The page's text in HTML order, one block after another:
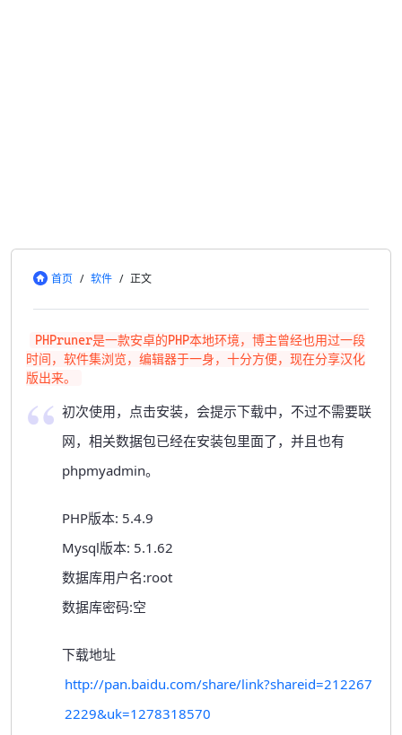
首页 / 软件 / 正文
PHPruner是一款安卓的PHP本地环境，博主曾经也用过一段
时间，软件集浏览，编辑器于一身，十分方便，现在分享汉化
版出来。
初次使用，点击安装，会提示下载中，不过不需要联
网，相关数据包已经在安装包里面了，并且也有
phpmyadmin。
PHP版本: 5.4.9
Mysql版本: 5.1.62
数据库用户名:root
数据库密码:空
下载地址
http://pan.baidu.com/share/link?shareid=212267
2229&uk=1278318570